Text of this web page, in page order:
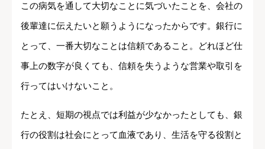
この病気を通して大切なことに気づいたことを、会社の
後輩達に伝えたいと願うようになったからです。銀行に
とって、一番大切なことは信頼であること。どれほど仕
事上の数字が良くても、信頼を失うような営業や取引を
行ってはいけないこと。
たとえ、短期の視点では利益が少なかったとしても、銀
行の役割は社会にとって血液であり、生活を守る役割と